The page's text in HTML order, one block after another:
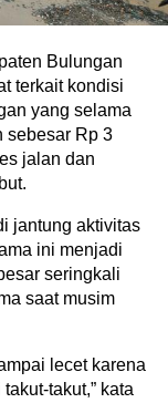
Bulungan
terkait kondisi
yang selama
sebesar Rp 3
jalan dan
jantung aktivitas
ini menjadi
seringkali
saat musim
lecet karena
takut,” kata